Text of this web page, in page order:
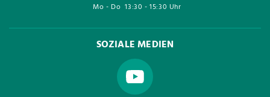
Mo - Do 13:30 - 15:30 Uhr
SOZIALE MEDIEN